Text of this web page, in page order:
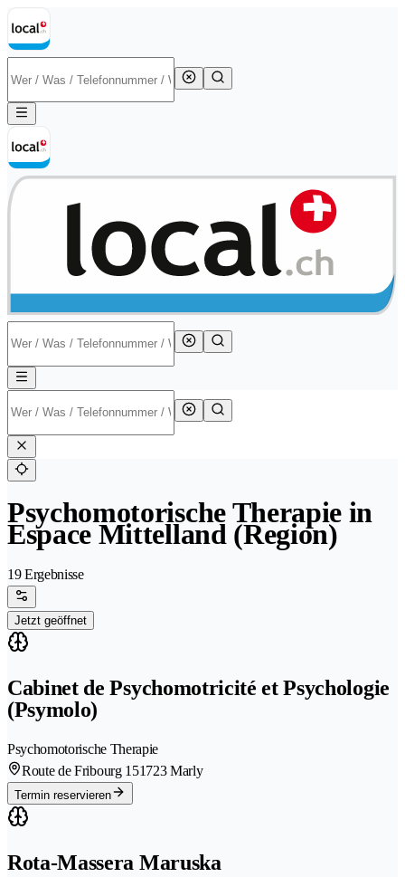
Psychomotorische Therapie in
Espace Mittelland (Region)
19 Ergebnisse
Jetzt geöffnet
Cabinet de Psychomotricité et Psychologie
(Psymolo)
Psychomotorische Therapie
Route de Fribourg 151723 Marly
Termin reservieren
Rota-Massera Maruska